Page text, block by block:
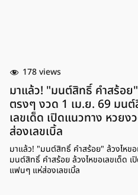
178 views
มาแล้ว! "มนต์สิทธิ์ คำสร้อย
ตรงๆ งวด 1 เม.ย. 69 มน
เลขเด็ด เปิดแนวทาง หวย
ส่องเลขเบิ้ล
มาแล้ว! "มนต์สิทธิ์ คำสร้อย" ล้วงไหข
มนต์สิทธิ์ คำสร้อย ล้วงไหขอเลขเด็ด
แฟนๆ แห่ส่องเลขเบิ้ล